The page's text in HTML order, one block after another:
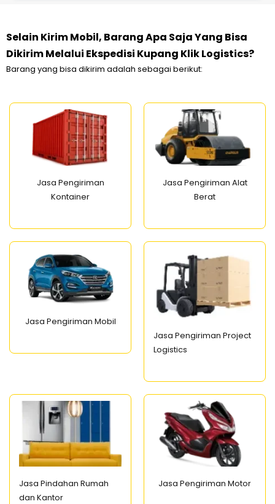
Selain Kirim Mobil, Barang Apa Saja Yang Bisa
Dikirim Melalui Ekspedisi Kupang Klik Logistics?
Barang yang bisa dikirim adalah sebagai berikut:
Jasa Pengiriman
Kontainer
Jasa Pengiriman Alat
Berat
Jasa Pengiriman Mobil
Jasa Pengiriman Project
Logistics
Jasa Pindahan Rumah
dan Kantor
Jasa Pengiriman Motor